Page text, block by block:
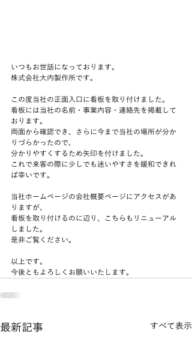
いつもお世話になっております。
株式会社大内製作所です。
この度当社の正面入口に看板を取り付けました。
看板には当社の名前・事業内容・連絡先を掲載して
おります。
両面から確認でき、さらに今まで当社の場所が分か
りづらかったので、
分かりやすくするため矢印を付けました。
これで来客の際に少しでも迷いやすさを緩和できれ
ば幸いです。
当社ホームページの会社概要ページにアクセスがあ
りますが、
看板を取り付けるのに辺り、こちらもリニューアル
しました。
是非ご覧ください。
以上です。
今後ともよろしくお願いいたします。
最新記事 すべて表示